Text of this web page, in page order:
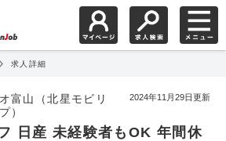
求人詳細
富山（北星モビリ
）
2024年11月29日更新
日産 未経験者もOK 年間休